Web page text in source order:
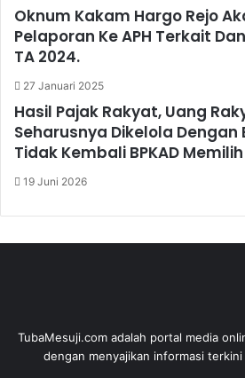
Oknum Kakam Hargo Rejo
Pelaporan Ke APH Terkait
TA 2024.
27 Januari 2025
Hasil Pajak Rakyat, Uang
Seharusnya Dikelola Dengan
Tidak Kembali BPKAD
19 Juni 2026
TubaMesuji.com adalah portal media
dengan menyajikan informasi